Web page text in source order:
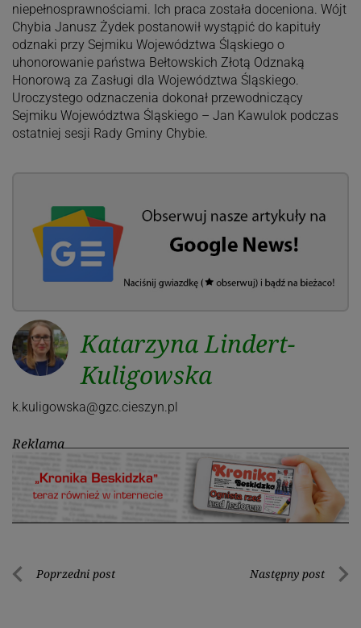
niepełnosprawnościami. Ich praca została doceniona. Wójt
Chybia Janusz Żydek postanowił wystąpić do kapituły
odznaki przy Sejmiku Województwa Śląskiego o
uhonorowanie państwa Bełtowskich Złotą Odznaką
Honorową za Zasługi dla Województwa Śląskiego.
Uroczystego odznaczenia dokonał przewodniczący
Sejmiku Województwa Śląskiego – Jan Kawulok podczas
ostatniej sesji Rady Gminy Chybie.
Katarzyna Lindert-
Kuligowska
k.kuligowska@gzc.cieszyn.pl
Reklama
Nawigacja
Poprzedni post Następny post